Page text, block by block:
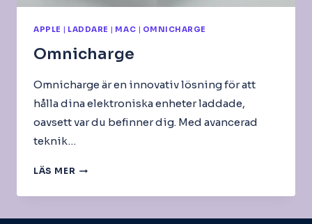
APPLE | LADDARE | MAC | OMNICHARGE
Omnicharge
Omnicharge är en innovativ lösning för att
hålla dina elektroniska enheter laddade,
oavsett var du befinner dig. Med avancerad
teknik…
LÄS MER OMNICHARGE